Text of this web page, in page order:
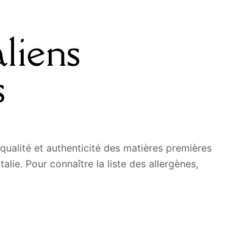
et authenticité des matières premières
Pour connaître la liste des allergènes,